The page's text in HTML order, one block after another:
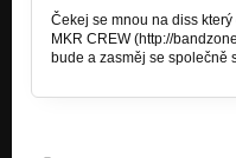
Čekej se mnou na diss
MKR CREW (http://
bude a zasměj se společně